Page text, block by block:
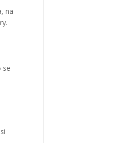
na
se